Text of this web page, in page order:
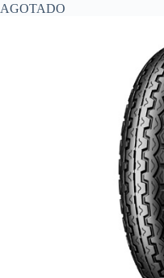
AGOTADO